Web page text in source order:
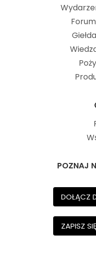
POZNAJ
DOŁĄCZ
ZAPISZ